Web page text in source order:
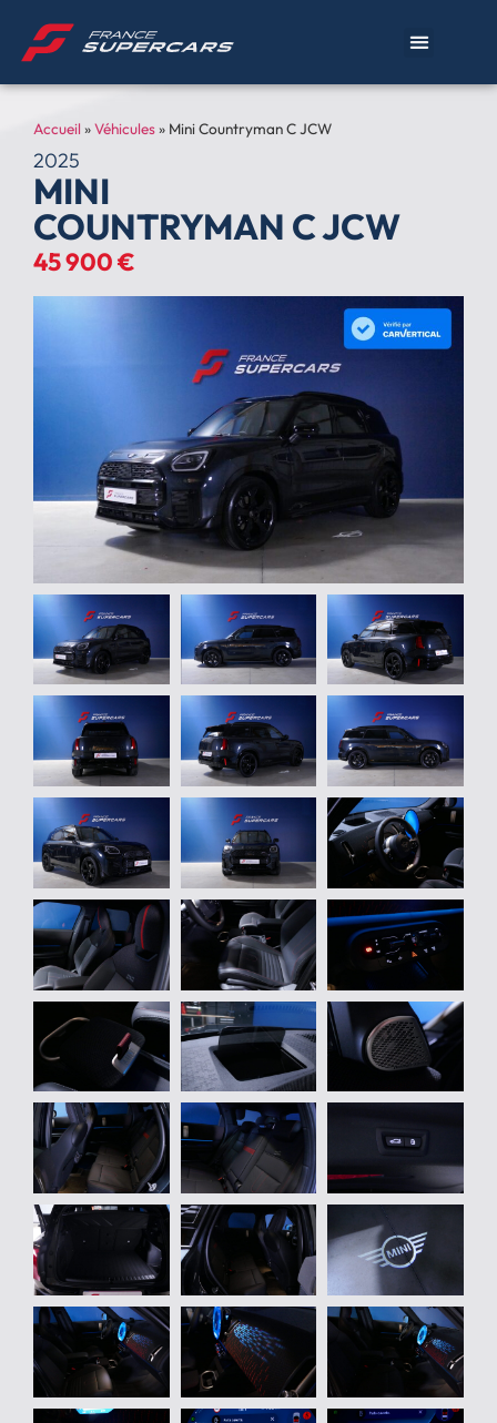
Accueil »Véhicules» Mini Countryman C JCW
2025
MINI
COUNTRYMAN C JCW
45 900 €